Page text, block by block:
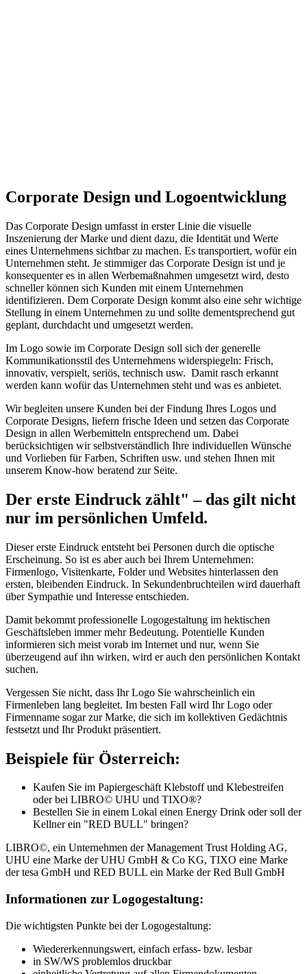
Corporate Design und Logoentwicklung
Das Corporate Design umfasst in erster Linie die visuelle
Inszenierung der Marke und dient dazu, die Identität und Werte
eines Unternehmens sichtbar zu machen. Es transportiert, wofür ein
Unternehmen steht. Je stimmiger das Corporate Design ist und je
konsequenter es in allen Werbemaßnahmen umgesetzt wird, desto
schneller können sich Kunden mit einem Unternehmen
identifizieren. Dem Corporate Design kommt also eine sehr wichtige
Stellung in einem Unternehmen zu und sollte dementsprechend gut
geplant, durchdacht und umgesetzt werden.
Im Logo sowie im Corporate Design soll sich der generelle
Kommunikationsstil des Unternehmens widerspiegeln: Frisch,
innovativ, verspielt, seriös, technisch usw. Damit rasch erkannt
werden kann wofür das Unternehmen steht und was es anbietet.
Wir begleiten unsere Kunden bei der Findung Ihres Logos und
Corporate Designs, liefern frische Ideen und setzen das Corporate
Design in allen Werbemitteln entsprechend um. Dabei
berücksichtigen wir selbstverständlich Ihre individuellen Wünsche
und Vorlieben für Farben, Schriften usw. und stehen Ihnen mit
unserem Know-how beratend zur Seite.
Der erste Eindruck zählt" – das gilt nicht
nur im persönlichen Umfeld.
Dieser erste Eindruck entsteht bei Personen durch die optische
Erscheinung. So ist es aber auch bei Ihrem Unternehmen:
Firmenlogo, Visitenkarte, Folder und Websites hinterlassen den
ersten, bleibenden Eindruck. In Sekundenbruchteilen wird dauerhaft
über Sympathie und Interesse entschieden.
Damit bekommt professionelle Logogestaltung im hektischen
Geschäftsleben immer mehr Bedeutung. Potentielle Kunden
informieren sich meist vorab im Internet und nur, wenn Sie
überzeugend auf ihn wirken, wird er auch den persönlichen Kontakt
suchen.
Vergessen Sie nicht, dass Ihr Logo Sie wahrscheinlich ein
Firmenleben lang begleitet. Im besten Fall wird Ihr Logo oder
Firmenname sogar zur Marke, die sich im kollektiven Gedächtnis
festsetzt und Ihr Produkt präsentiert.
Beispiele für Österreich:
Kaufen Sie im Papiergeschäft Klebstoff und Klebestreifen
oder bei LIBRO© UHU und TIXO®?
Bestellen Sie in einem Lokal einen Energy Drink oder soll der
Kellner ein "RED BULL" bringen?
LIBRO©, ein Unternehmen der Management Trust Holding AG,
UHU eine Marke der UHU GmbH & Co KG, TIXO eine Marke
der tesa GmbH und RED BULL ein Marke der Red Bull GmbH
Informationen zur Logogestaltung:
Die wichtigsten Punkte bei der Logogestaltung:
Wiedererkennungswert, einfach erfass- bzw. lesbar
in SW/WS problemlos druckbar